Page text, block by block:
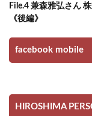
File.4 兼森雅弘さん
《後編》
facebook mobile
HIROSHIMA